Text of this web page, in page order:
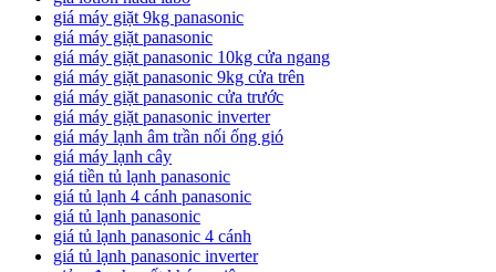
giá máy giặt 9kg panasonic
giá máy giặt panasonic
giá máy giặt panasonic 10kg cửa ngang
giá máy giặt panasonic 9kg cửa trên
giá máy giặt panasonic cửa trước
giá máy giặt panasonic inverter
giá máy lạnh âm trần nối ống gió
giá máy lạnh cây
giá tiền tủ lạnh panasonic
giá tủ lạnh 4 cánh panasonic
giá tủ lạnh panasonic
giá tủ lạnh panasonic 4 cánh
giá tủ lạnh panasonic inverter